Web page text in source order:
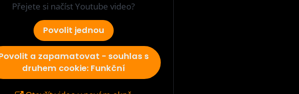
Přejete si načíst Youtube video?
Povolit jednou
a zapamatovat - souhlas s
druhem cookie: Funkční